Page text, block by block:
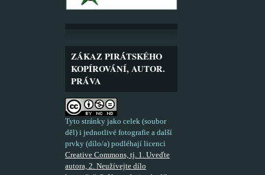
ZÁKAZ PIRÁTSKÉHO
KOPÍROVÁNÍ, AUTOR.
PRÁVA
Tyto stránky jako celek (soubor
děl) i jednotlivé fotografie a další
prvky (dílo/a) podléhají licenci
Creative Commons, tj. 1. Uveďte
autora, 2. Neužívejte dílo